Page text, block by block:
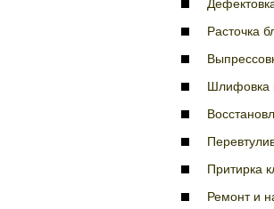
Расточка
Шлифовка
Притирка
Ремонт и